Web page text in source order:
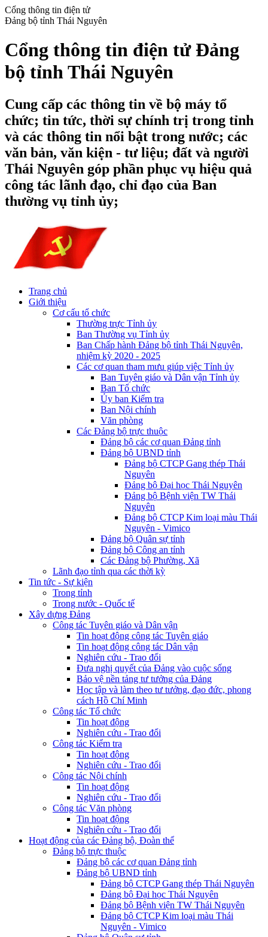
Cổng thông tin điện tử
Đảng bộ tỉnh Thái Nguyên
Cổng thông tin điện tử Đảng
bộ tỉnh Thái Nguyên
Cung cấp các thông tin về bộ máy tổ
chức; tin tức, thời sự chính trị trong tỉnh
và các thông tin nổi bật trong nước; các
văn bản, văn kiện - tư liệu; đất và người
Thái Nguyên góp phần phục vụ hiệu quả
công tác lãnh đạo, chỉ đạo của Ban
thường vụ tỉnh ủy;
Trang chủ
Giới thiệu
Cơ cấu tổ chức
Thường trực Tỉnh ủy
Ban Thường vụ Tỉnh ủy
Ban Chấp hành Đảng bộ tỉnh Thái Nguyên,
nhiệm kỳ 2020 - 2025
Các cơ quan tham mưu giúp việc Tỉnh ủy
Ban Tuyên giáo và Dân vận Tỉnh ủy
Ban Tổ chức
Ủy ban Kiểm tra
Ban Nội chính
Văn phòng
Các Đảng bộ trực thuộc
Đảng bộ các cơ quan Đảng tỉnh
Đảng bộ UBND tỉnh
Đảng bộ CTCP Gang thép Thái
Nguyên
Đảng bộ Đại học Thái Nguyên
Đảng bộ Bệnh viện TW Thái
Nguyên
Đảng bộ CTCP Kim loại màu Thái
Nguyên - Vimico
Đảng bộ Quân sự tỉnh
Đảng bộ Công an tỉnh
Các Đảng bộ Phường, Xã
Lãnh đạo tỉnh qua các thời kỳ
Tin tức - Sự kiện
Trong tỉnh
Trong nước - Quốc tế
Xây dựng Đảng
Công tác Tuyên giáo và Dân vận
Tin hoạt động công tác Tuyên giáo
Tin hoạt động công tác Dân vận
Nghiên cứu - Trao đổi
Đưa nghị quyết của Đảng vào cuộc sống
Bảo vệ nền tảng tư tưởng của Đảng
Học tập và làm theo tư tưởng, đạo đức, phong
cách Hồ Chí Minh
Công tác Tổ chức
Tin hoạt động
Nghiên cứu - Trao đổi
Công tác Kiểm tra
Tin hoạt động
Nghiên cứu - Trao đổi
Công tác Nội chính
Tin hoạt động
Nghiên cứu - Trao đổi
Công tác Văn phòng
Tin hoạt động
Nghiên cứu - Trao đổi
Hoạt động của các Đảng bộ, Đoàn thể
Đảng bộ trực thuộc
Đảng bộ các cơ quan Đảng tỉnh
Đảng bộ UBND tỉnh
Đảng bộ CTCP Gang thép Thái Nguyên
Đảng bộ Đại học Thái Nguyên
Đảng bộ Bệnh viện TW Thái Nguyên
Đảng bộ CTCP Kim loại màu Thái
Nguyên - Vimico